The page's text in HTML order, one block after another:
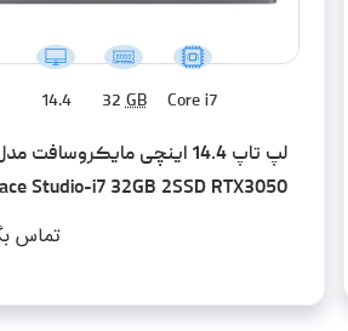
Core i7
32GB
14.4
لپ تاپ 14.4 اینچی مایکروسافت
Studio-i7 32GB 2SSD RTX3050
تماس